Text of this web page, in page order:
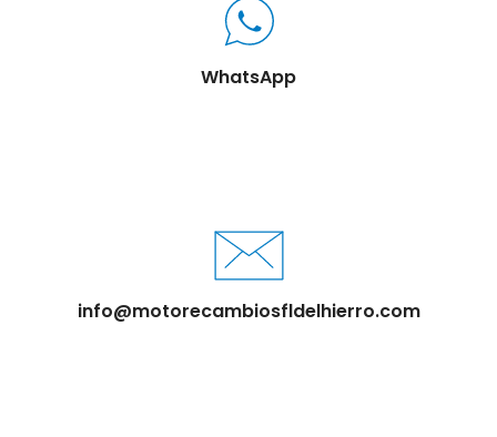
WhatsApp
info@motorecambiosfldelhierro.com